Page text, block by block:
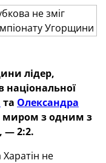
лідер,
національної
та Олександра
миром з одним з
— 2:2.
Харатін не